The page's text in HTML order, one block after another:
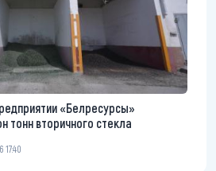
«Белресурсы»
тонн вторичного стекла
17:40